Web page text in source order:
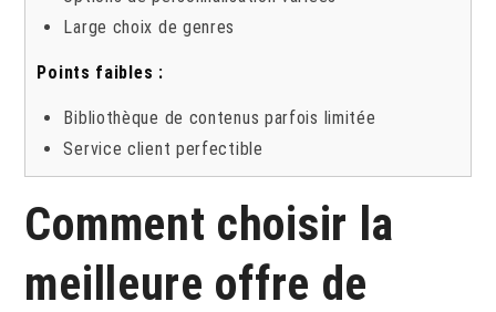
Large choix de genres
Points faibles :
Bibliothèque de contenus parfois limitée
Service client perfectible
Comment choisir la
meilleure offre de